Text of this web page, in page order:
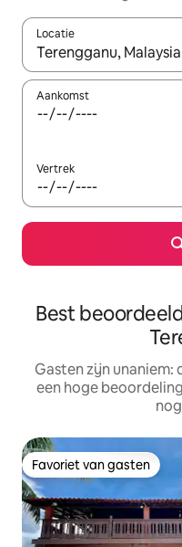
Locatie
Wanneer er resultaten
Aankomst
Vertrek
Best
Gasten zijn unaniem:
een hoge
Favoriet van gasten
Favoriet van gasten